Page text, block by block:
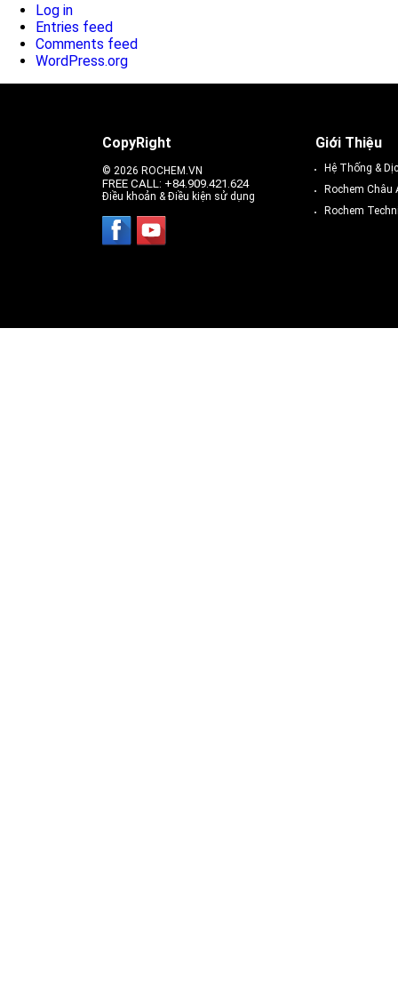
Log in
Entries feed
Comments feed
WordPress.org
CopyRight
© 2026 ROCHEM.VN
FREE CALL: +84.909.421.624
Điều khoản & Điều kiện sử dụng
Giới Thiệu
Hệ Thống &
Rochem Châu
Rochem